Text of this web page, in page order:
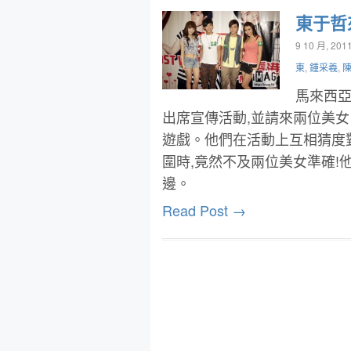
東于
9 10 月,
東, 鍾采羲,
馬來西
出席宣傳活動,並請來兩位美
遊戲。他們在活動上互相猜
圍時,竟然不及兩位美女準確!
邊。
Read Post →